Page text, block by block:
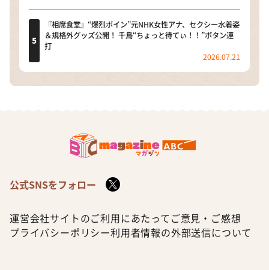
『相席食堂』“爆烈ボイン”元NHK女性アナ、セクシー水着姿
＆規格外グッズ公開！ 千鳥“ちょっと待てぃ！！”ボタン連
打
2026.07.21
公式SNSをフォロー
運営会社サイトのご利用にあたって ご意見・ご感想
プライバシーポリシー利用者情報の外部送信について